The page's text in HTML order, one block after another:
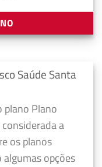
Saúde Santa
plano Plano
a
os planos
algumas opções